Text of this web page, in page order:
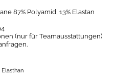
87% Polyamid, 13% Elastan
(nur für Teamausstattungen)
Elasthan